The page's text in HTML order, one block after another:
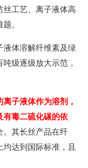
工艺、离子液体高
。
体溶解纤维素及绿
级逐级放大示范，
子液体作为溶剂，
有毒二硫化碳的依
。其长丝产品在纤
达到国际标准，且